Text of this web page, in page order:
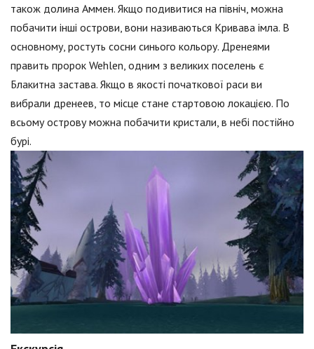
також долина Аммен. Якщо подивитися на північ, можна
побачити інші острови, вони називаються Кривава імла. В
основному, ростуть сосни синього кольору. Дренеями
править пророк Wehlen, одним з великих поселень є
Блакитна застава. Якщо в якості початкової раси ви
вибрали дренеев, то місце стане стартовою локацією. По
всьому острову можна побачити кристали, в небі постійно
бурі.